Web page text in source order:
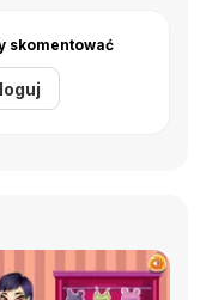
skomentować